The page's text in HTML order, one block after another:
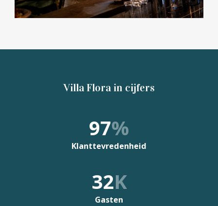
Villa Flora in cijfers
97%
Klanttevredenheid
32K
Gasten